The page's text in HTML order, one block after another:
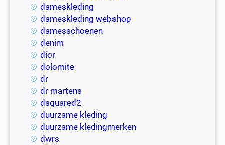
dameskleding
dameskleding webshop
damesschoenen
denim
dior
dolomite
dr
dr martens
dsquared2
duurzame kleding
duurzame kledingmerken
dwrs